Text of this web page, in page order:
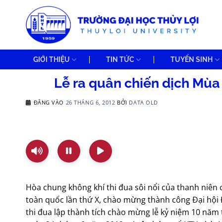
GIỚI THIỆU TIN TỨC TUYỂN SINH
Lễ ra quân chiến dịch
ĐĂNG VÀO 26 THÁNG 6, 2012 BỞI DATA OLD
Hòa chung không khí thi đua sôi nổi của thanh
toàn quốc lần thứ X, chào mừng thành công Đại hội
thi đua lập thành tích chào mừng lễ kỷ niệm 10